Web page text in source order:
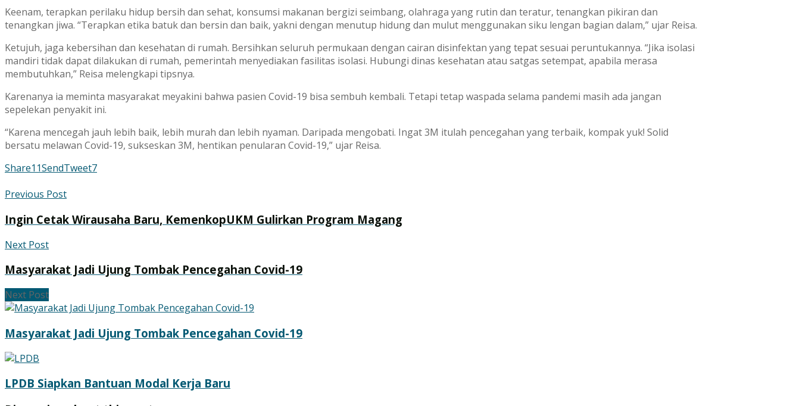
Keenam, terapkan perilaku hidup bersih dan sehat, konsumsi makanan bergizi seimbang, olahraga yang rutin dan teratur, tenangkan pikiran dan
tenangkan jiwa. “Terapkan etika batuk dan bersin dan baik, yakni dengan menutup hidung dan mulut menggunakan siku lengan bagian dalam,” ujar Reisa.
Ketujuh, jaga kebersihan dan kesehatan di rumah. Bersihkan seluruh permukaan dengan cairan disinfektan yang tepat sesuai peruntukannya. “Jika isolasi
mandiri tidak dapat dilakukan di rumah, pemerintah menyediakan fasilitas isolasi. Hubungi dinas kesehatan atau satgas setempat, apabila merasa
membutuhkan,” Reisa melengkapi tipsnya.
Karenanya ia meminta masyarakat meyakini bahwa pasien Covid-19 bisa sembuh kembali. Tetapi tetap waspada selama pandemi masih ada jangan
sepelekan penyakit ini.
“Karena mencegah jauh lebih baik, lebih murah dan lebih nyaman. Daripada mengobati. Ingat 3M itulah pencegahan yang terbaik, kompak yuk! Solid
bersatu melawan Covid-19, sukseskan 3M, hentikan penularan Covid-19,” ujar Reisa.
Share11SendTweet7
Previous Post
Ingin Cetak Wirausaha Baru, KemenkopUKM Gulirkan Program Magang
Next Post
Masyarakat Jadi Ujung Tombak Pencegahan Covid-19
Next Post
Masyarakat Jadi Ujung Tombak Pencegahan Covid-19
LPDB Siapkan Bantuan Modal Kerja Baru